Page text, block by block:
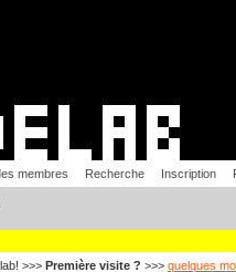
membres Recherche Inscription
>>> Première visite ? >>> quelques